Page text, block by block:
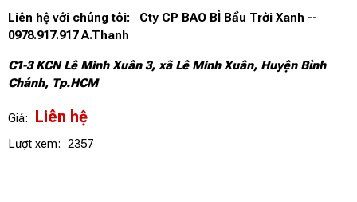
Liên hệ với chúng tôi: Cty CP BAO BÌ Bầu Trời Xanh --
0978.917.917 A.Thanh
C1-3 KCN Lê Minh Xuân 3, xã Lê Minh Xuân, Huyện Bình
Chánh, Tp.HCM
Giá: Liên hệ
Lượt xem: 2357